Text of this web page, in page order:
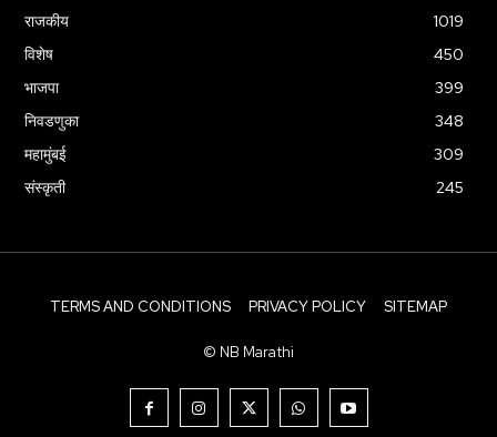
राजकीय
1019
विशेष
450
भाजपा
399
निवडणुका
348
महामुंबई
309
संस्कृती
245
TERMS AND CONDITIONS PRIVACY POLICY SITEMAP
© NB Marathi